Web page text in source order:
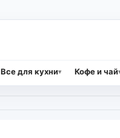
Все для кухни Кофе и чай